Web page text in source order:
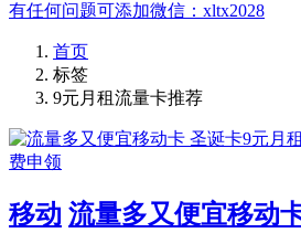
有任何问题可添加微信：xltx2028
首页
标签
9元月租流量卡推荐
移动 流量多又便宜移动